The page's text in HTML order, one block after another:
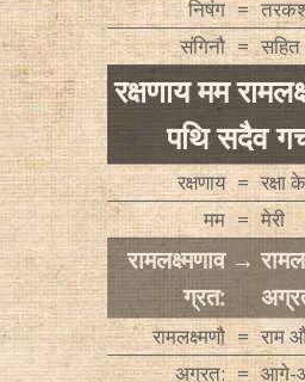
निषंग =
संगिनौ = सहित
रक्षणाय मम
पथि सदैव
रक्षणाय = रक्षा
मम = मेरी
रामलक्ष्मणाव
ग्रत:
→
रामलक्ष्मणौ = राम
अग्रत: = आगे-